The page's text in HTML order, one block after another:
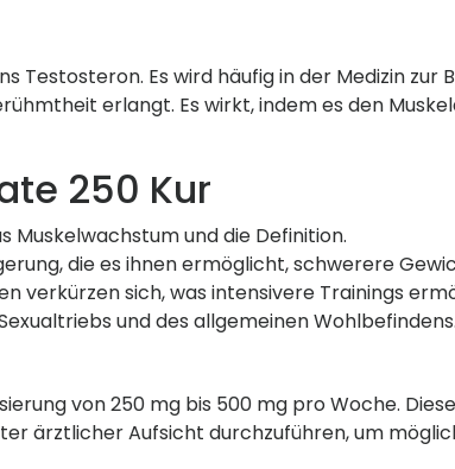
Es wird häufig in der Medizin zur
erlangt. Es wirkt, indem es den
250 Kur
Muskelwachstum und die Definition.
die es ihnen ermöglicht, schwerere
verkürzen sich, was intensivere Trainings
und des allgemeinen Wohlbefindens.
von 250 mg bis 500 mg pro Woche.
ärztlicher Aufsicht durchzuführen, um